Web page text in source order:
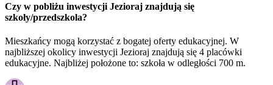
Czy w pobliżu inwestycji Jezioraj znajdują się
szkoły/przedszkola?
Mieszkańcy mogą korzystać z bogatej oferty edukacyjnej. W
najbliższej okolicy inwestycji Jezioraj znajdują się 4 placówki
edukacyjne. Najbliżej położone to: szkoła w odległości 700 m.